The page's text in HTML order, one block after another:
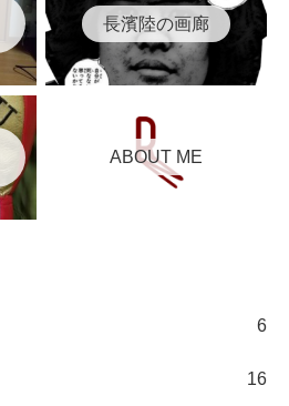
長濱陸の画廊
ABOUT ME
6
16